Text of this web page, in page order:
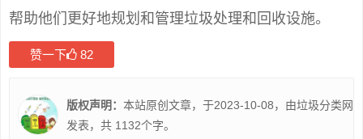
帮助他们更好地规划和管理垃圾处理和回收设施。
赞一下 82
版权声明： 本站原创文章，于2023-10-08，由垃圾分类网
发表，共 1132个字。